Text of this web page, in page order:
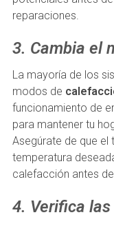
reparaciones.
3. Cambia el
La mayoría de los
modos de
funcionamiento de
para mantener tu
Asegúrate de que
temperatura
calefacción antes
4. Verifica